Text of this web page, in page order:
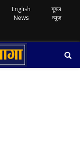
English
News
गूगल
न्यूज़